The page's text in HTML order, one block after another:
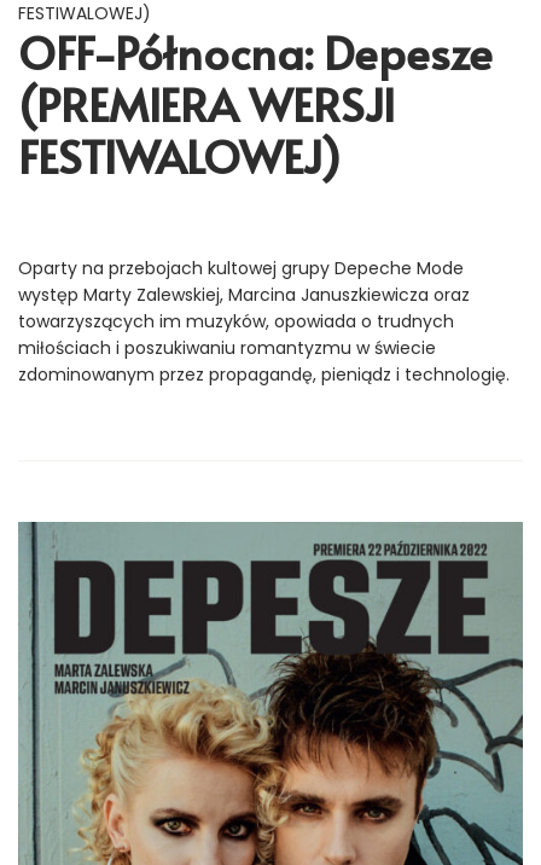
FESTIWALOWEJ)
OFF-Północna: Depesze
(PREMIERA WERSJI
FESTIWALOWEJ)
Oparty na przebojach kultowej grupy Depeche Mode
występ Marty Zalewskiej, Marcina Januszkiewicza oraz
towarzyszących im muzyków, opowiada o trudnych
miłościach i poszukiwaniu romantyzmu w świecie
zdominowanym przez propagandę, pieniądz i technologię.